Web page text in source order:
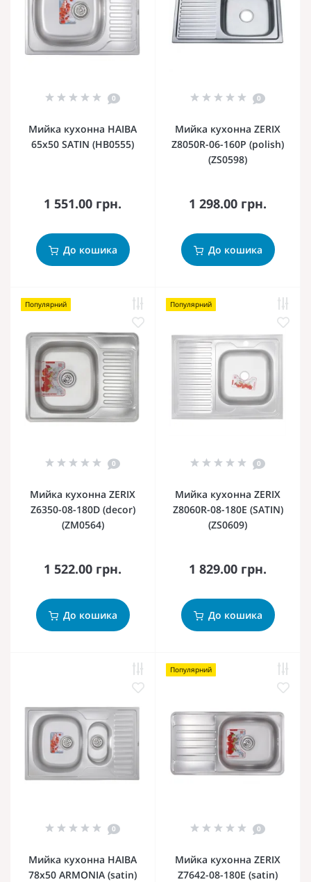
0
Мийка кухонна HAIBA
65x50 SATIN (HB0555)
1 551.00 грн.
До кошика
0
Мийка кухонна ZERIX
Z8050R-06-160P (polish)
(ZS0598)
1 298.00 грн.
До кошика
Популярний
0
Мийка кухонна ZERIX
Z6350-08-180D (decor)
(ZM0564)
1 522.00 грн.
До кошика
Популярний
0
Мийка кухонна ZERIX
Z8060R-08-180E (SATIN)
(ZS0609)
1 829.00 грн.
До кошика
0
Мийка кухонна HAIBA
78x50 ARMONIA (satin)
Популярний
0
Мийка кухонна ZERIX
Z7642-08-180E (satin)